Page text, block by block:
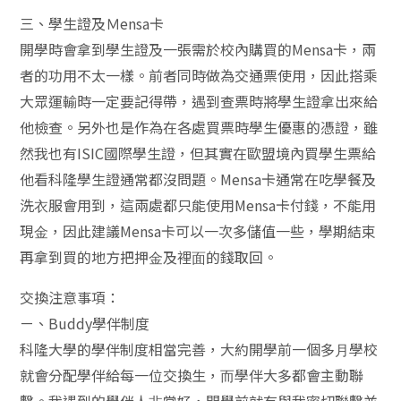
三、學⽣證及Ｍensa卡
開學時會拿到學⽣證及⼀張需於校內購買的Mensa卡，兩
者的功⽤不太⼀樣。前者同時做為交通票使⽤，因此搭乘
⼤眾運輸時⼀定要記得帶，遇到查票時將學⽣證拿出來給
他檢查。另外也是作為在各處買票時學⽣優惠的憑證，雖
然我也有ISIC國際學⽣證，但其實在歐盟境內買學⽣票給
他看科隆學⽣證通常都沒問題。Mensa卡通常在吃學餐及
洗⾐服會⽤到，這兩處都只能使⽤Mensa卡付錢，不能⽤
現⾦，因此建議Mensa卡可以⼀次多儲值⼀些，學期結束
再拿到買的地⽅把押⾦及裡⾯的錢取回。
交換注意事項：
ㄧ、Buddy學伴制度
科隆⼤學的學伴制度相當完善，⼤約開學前⼀個多⽉學校
就會分配學伴給每⼀位交換⽣，⽽學伴⼤多都會主動聯